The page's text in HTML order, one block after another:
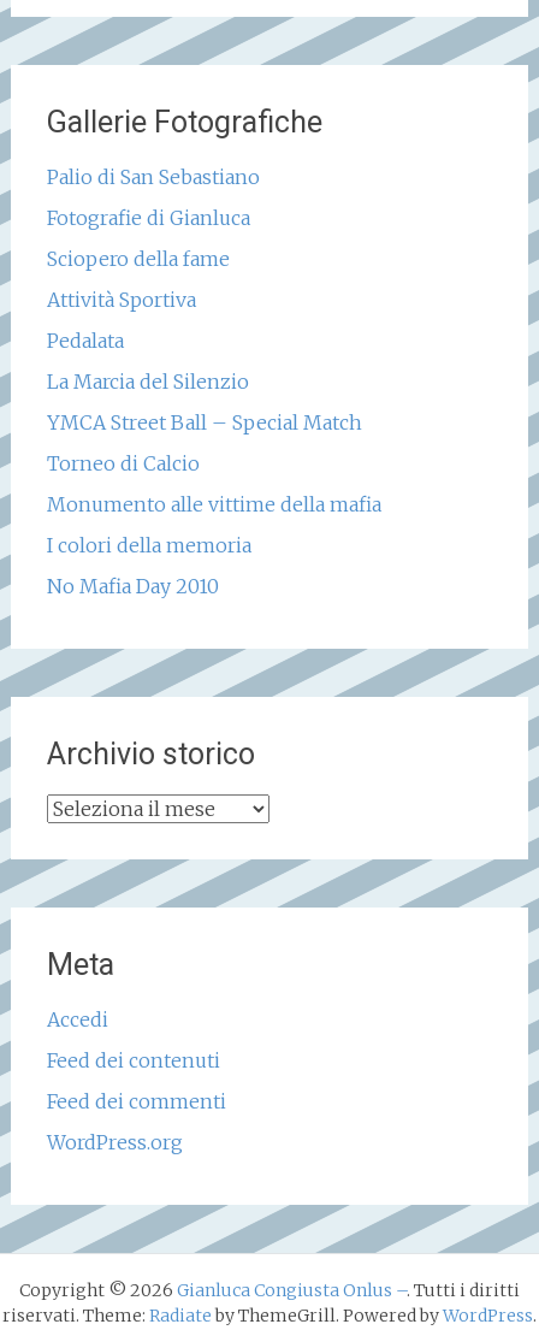
Gallerie Fotografiche
Palio di San Sebastiano
Fotografie di Gianluca
Sciopero della fame
Attività Sportiva
Pedalata
La Marcia del Silenzio
YMCA Street Ball – Special Match
Torneo di Calcio
Monumento alle vittime della mafia
I colori della memoria
No Mafia Day 2010
Archivio storico
Archivio
Meta
Accedi
Feed dei contenuti
Feed dei commenti
WordPress.org
Copyright © 2026 Gianluca Congiusta Onlus –. Tutti i diritti
riservati. Theme: Radiateby ThemeGrill. Powered byWordPress.